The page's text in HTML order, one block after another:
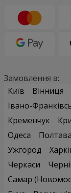
Замовлення в:
Київ
Вінниця
Івано-
Кременчук
Одеса
Полтава
Ужгород
Черкаси
Самар